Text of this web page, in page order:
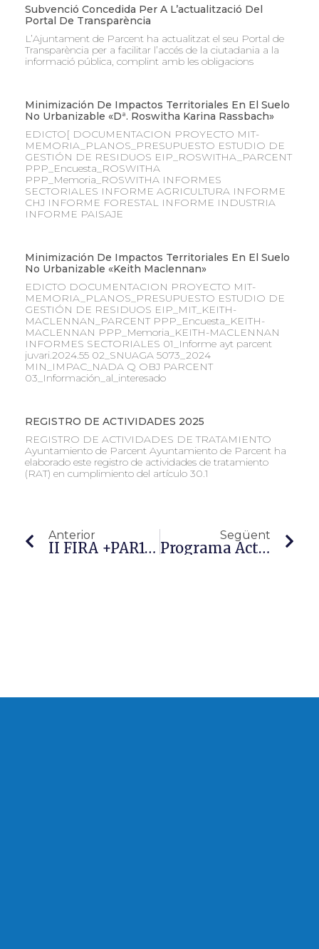
Subvenció Concedida Per A L’actualització Del
Portal De Transparència
L’Ajuntament de Parcent ha actualitzat el seu Portal de
Transparència per a facilitar l’accés de la ciutadania a la
informació pública, complint amb les obligacions
Minimización De Impactos Territoriales En El Suelo
No Urbanizable «Dª. Roswitha Karina Rassbach»
EDICTO[ DOCUMENTACION PROYECTO MIT-
MEMORIA_PLANOS_PRESUPUESTO ESTUDIO DE
GESTIÓN DE RESIDUOS EIP_ROSWITHA_PARCENT
PPP_Encuesta_ROSWITHA
PPP_Memoria_ROSWITHA INFORMES
SECTORIALES INFORME AGRICULTURA INFORME
CHJ INFORME FORESTAL INFORME INDUSTRIA
INFORME PAISAJE
Minimización De Impactos Territoriales En El Suelo
No Urbanizable «Keith Maclennan»
EDICTO DOCUMENTACION PROYECTO MIT-
MEMORIA_PLANOS_PRESUPUESTO ESTUDIO DE
GESTIÓN DE RESIDUOS EIP_MIT_KEITH-
MACLENNAN_PARCENT PPP_Encuesta_KEITH-
MACLENNAN PPP_Memoria_KEITH-MACLENNAN
INFORMES SECTORIALES 01_Informe ayt parcent
juvari.2024.55 02_SNUAGA 5073_2024
MIN_IMPAC_NADA Q OBJ PARCENT
03_Información_al_interesado
REGISTRO DE ACTIVIDADES 2025
REGISTRO DE ACTIVIDADES DE TRATAMIENTO
Ayuntamiento de Parcent Ayuntamiento de Parcent ha
elaborado este registro de actividades de tratamiento
(RAT) en cumplimiento del artículo 30.1
Anterior
II FIRA +PAR100, EL VALOR DE LES DONES
Següent
Programa Activitats II FIRA +PAR100. Descobreix-La!